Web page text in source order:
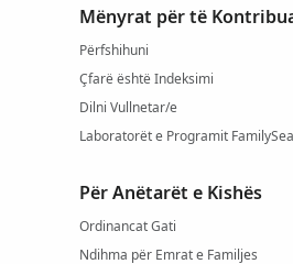
Mënyrat për të
Përfshihuni
Çfarë është Indeksimi
Dilni Vullnetar/e
Laboratorët e Programit
Për Anëtarët e Kishës
Ordinancat Gati
Ndihma për Emrat e Familjes